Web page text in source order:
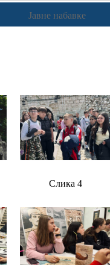
Јавне набавке
Слика 4